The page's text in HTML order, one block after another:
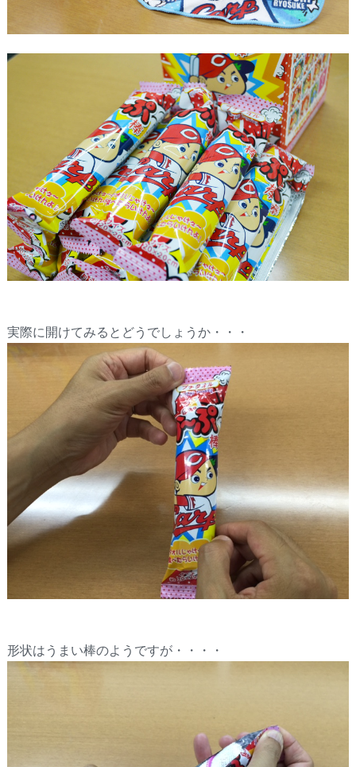
実際に開けてみるとどうでしょうか・・・
形状はうまい棒のようですが・・・・